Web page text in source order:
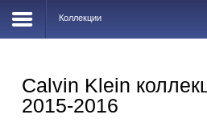
Коллекции
Calvin Klein
2015-2016